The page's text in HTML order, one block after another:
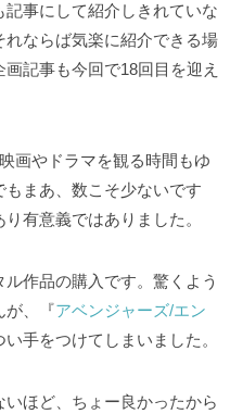
事にして紹介しきれていな
ならば気楽に紹介できる場
記事も今回で18回目を迎え
画やドラマを観る時間もゆ
まあ、数こそ少ないです
有意義ではありました。
作品の購入です。驚くよう
が、『アベンジャーズ/エン
手をつけてしまいました。
ほど、ちょー良かったから